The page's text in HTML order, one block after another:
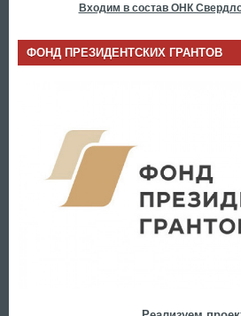
Входим в состав ОНК
ФОНД ПРЕЗИДЕНТСКИХ ГРАНТОВ